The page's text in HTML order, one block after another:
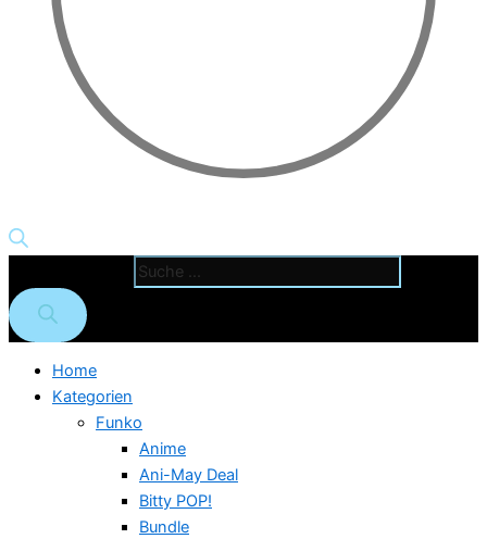
Home
Kategorien
Funko
Anime
Ani-May Deal
Bitty POP!
Bundle